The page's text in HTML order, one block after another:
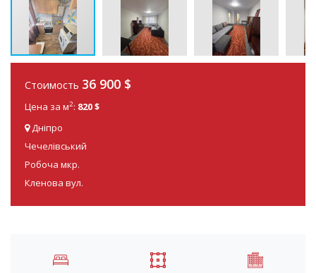
Стоимость 36 900 $
Цена за м2: 820 $
Дніпро
Чечелівський
Робоча мкр.
Кленова вул.